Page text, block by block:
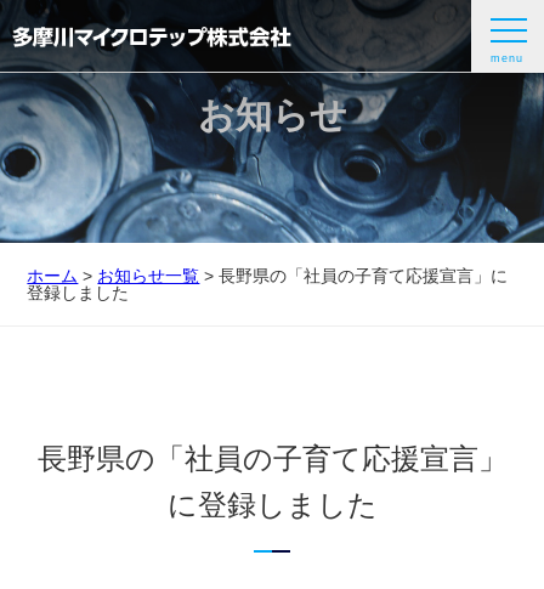
menu
お知らせ
ホーム > お知らせ一覧 > 長野県の「社員の子育て応援宣言」に
登録しました
長野県の「社員の子育て応援宣言」
に登録しました